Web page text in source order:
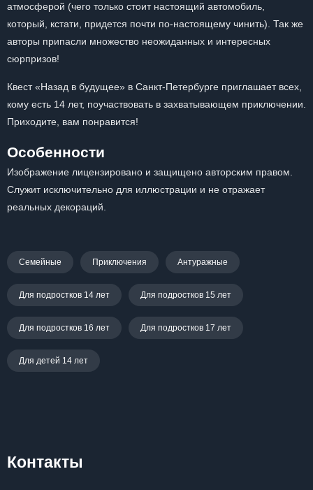
атмосферой (чего только стоит настоящий автомобиль,
который, кстати, придется почти по-настоящему чинить). Так же
авторы припасли множество неожиданных и интересных
сюрпризов!
Квест «Назад в будущее» в Санкт-Петербурге приглашает всех,
кому есть 14 лет, поучаствовать в захватывающем приключении.
Приходите, вам понравится!
Особенности
Изображение лицензировано и защищено авторским правом.
Служит исключительно для иллюстрации и не отражает
реальных декораций.
Семейные Приключения Антуражные
Для подростков 14 лет Для подростков 15 лет
Для подростков 16 лет Для подростков 17 лет
Для детей 14 лет
Контакты